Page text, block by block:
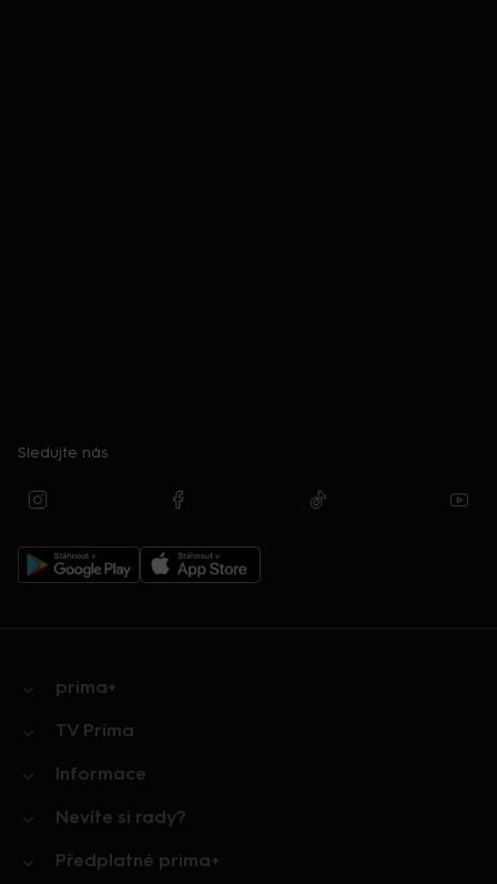
Sledujte nás
prima+
TV Prima
Informace
Nevíte si rady?
Předplatné prima+